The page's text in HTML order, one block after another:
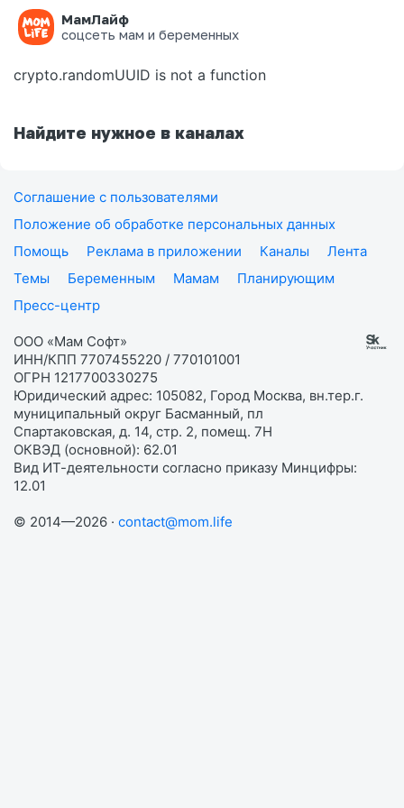
МамЛайф
соцсеть мам и беременных
Ошибка на странице
crypto.randomUUID is not a function
Найдите нужное в каналах
Соглашение с пользователями
Положение об обработке персональных данных
Помощь
Реклама в приложении Каналы
Лента
Темы
Беременным Мамам
Планирующим
Пресс-центр
ООО «Мам Софт»
ИНН/КПП 7707455220 / 770101001
ОГРН 1217700330275
Юридический адрес: 105082, Город Москва, вн.тер.г.
муниципальный округ Басманный, пл
Спартаковская, д. 14, стр. 2, помещ. 7Н
ОКВЭД (основной): 62.01
Вид ИТ-деятельности согласно приказу Минцифры:
12.01
© 2014—2026 · contact@mom.life